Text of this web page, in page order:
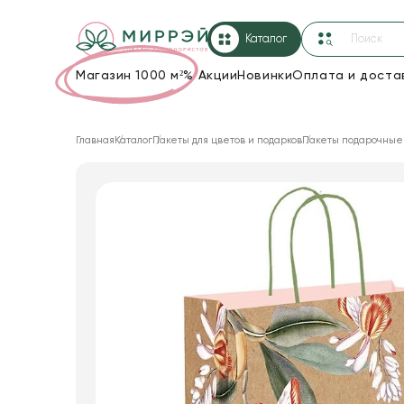
Каталог
Магазин 1000 м²%Акции НовинкиОплата и
Товары для флористов
Пакеты для цветов и подарков
Главная КаталогПакеты для цветов и подарковПакеты подарочные